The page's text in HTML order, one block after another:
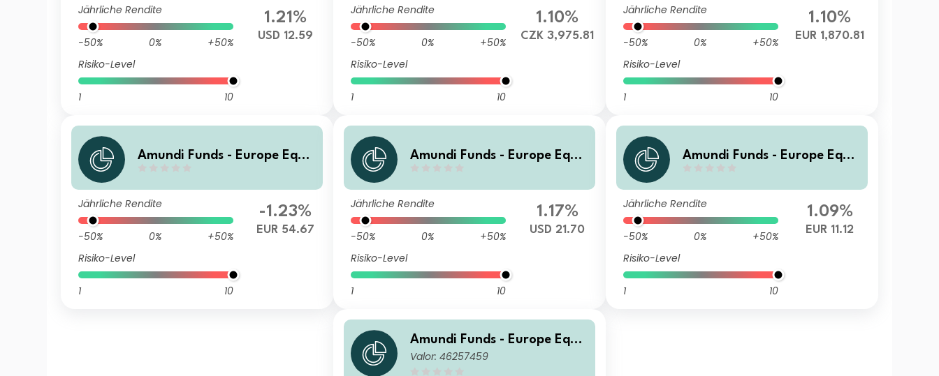
Jährliche Rendite
-50% 0%
+50%
Risiko-Level
1 10
1.21%
USD 12.59
Jährliche Rendite
-50% 0%
+50%
Risiko-Level
1 10
1.10%
CZK 3,975.81
Jährliche Rendite
-50% 0%
+50%
Risiko-Level
1 10
1.10%
EUR 1,870.81
Amundi Funds - Europe Equit
Jährliche Rendite
-50% 0%
+50%
Risiko-Level
1 10
-1.23%
EUR 54.67
Amundi Funds - Europe Equit
Jährliche Rendite
-50% 0%
+50%
Risiko-Level
1 10
1.17%
USD 21.70
Amundi Funds - Europe Equit
Jährliche Rendite
-50% 0%
+50%
Risiko-Level
1 10
1.09%
EUR 11.12
Amundi Funds - Europe Equit
y Climate A USD (C)
Valor: 46257459